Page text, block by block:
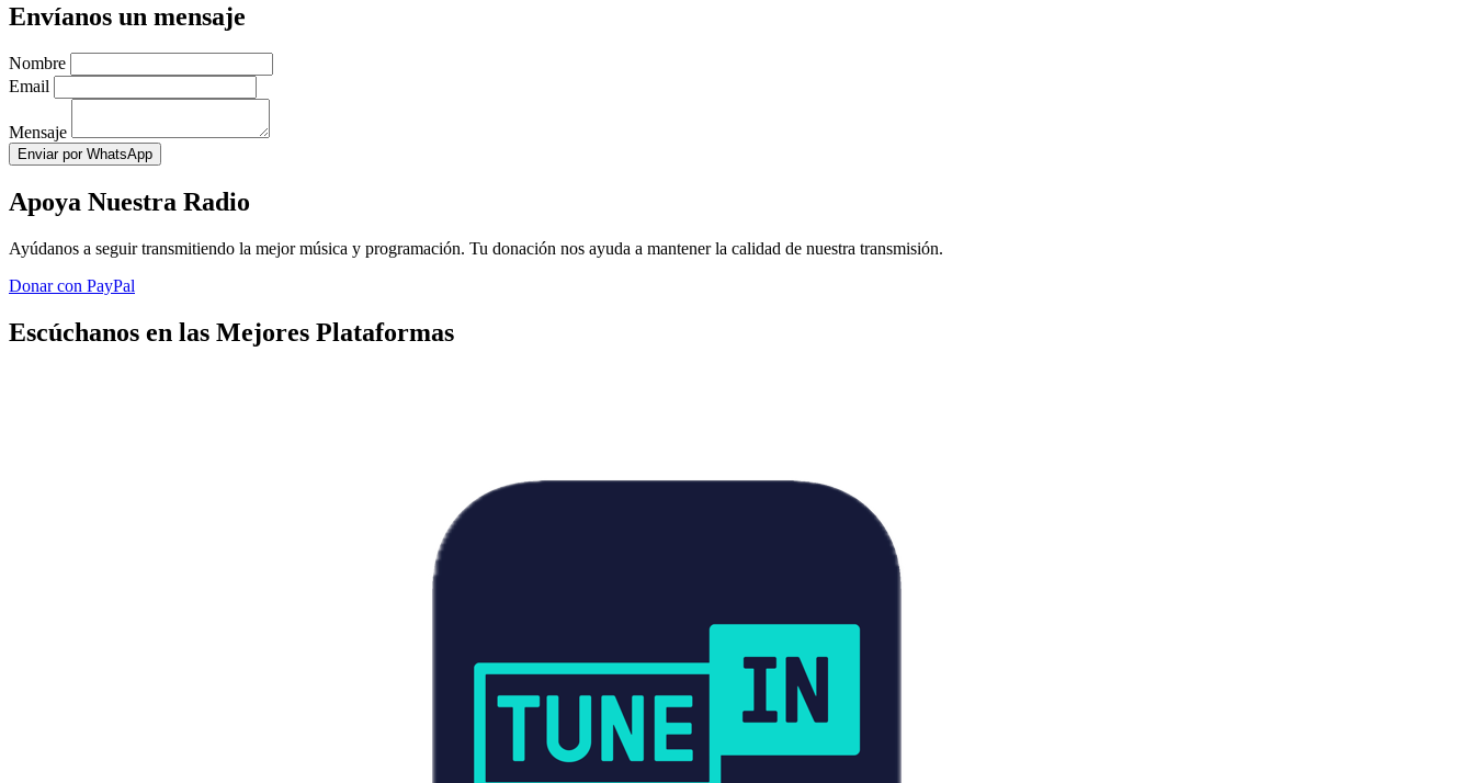
Envíanos un mensaje
Nombre
Email
Mensaje
Enviar por WhatsApp
Apoya Nuestra Radio
Ayúdanos a seguir transmitiendo la mejor música y programación. Tu donación nos ayuda a mantener la calidad de nuestra transmisión.
Donar con PayPal
Escúchanos en las Mejores Plataformas